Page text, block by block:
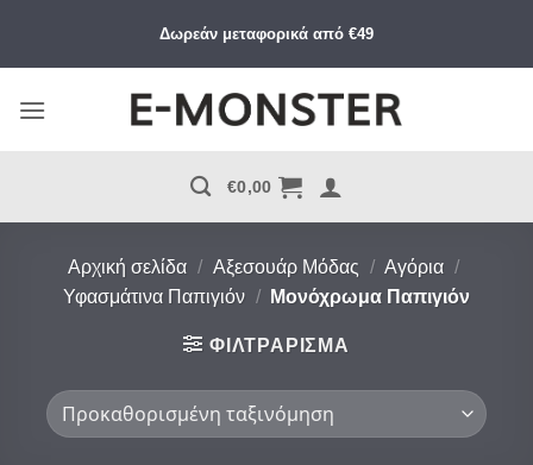
περιεχόμενο
Δωρεάν μεταφορικά από €49
€0,00
Αρχική σελίδα / Αξεσουάρ Μόδας / Αγόρια /
Υφασμάτινα Παπιγιόν / Μονόχρωμα Παπιγιόν
ΦΙΛΤΡΆΡΙΣΜΑ